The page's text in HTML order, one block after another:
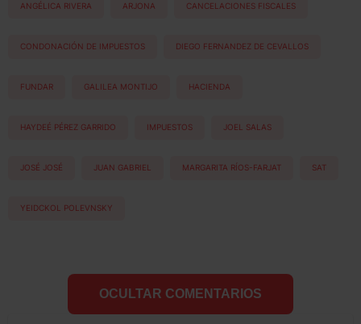
ANGÉLICA RIVERA ARJONA CANCELACIONES FISCALES
CONDONACIÓN DE IMPUESTOS DIEGO FERNANDEZ DE CEVALLOS
FUNDAR GALILEA MONTIJO HACIENDA
HAYDEÉ PÉREZ GARRIDO IMPUESTOS JOEL SALAS
JOSÉ JOSÉ JUAN GABRIEL MARGARITA RÍOS-FARJAT SAT
YEIDCKOL POLEVNSKY
OCULTAR COMENTARIOS